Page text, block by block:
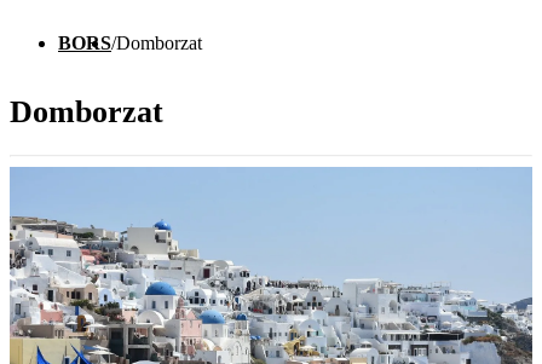
BORS/Domborzat
Domborzat